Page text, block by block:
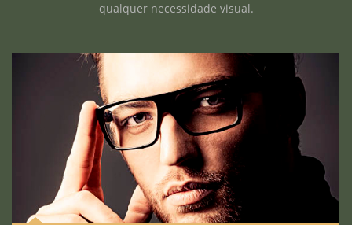
qualquer necessidade visual.